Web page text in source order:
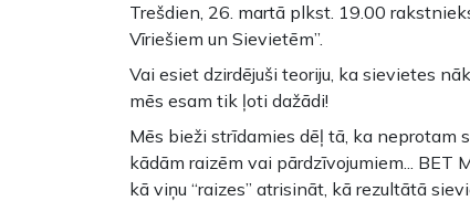
Trešdien, 26. martā plkst. 19.00
Vīriešiem un Sievietēm”.
Vai esiet dzirdējuši teoriju, ka sievietes
mēs esam tik ļoti dažādi!
Mēs bieži strīdamies dēļ tā, ka neprotam
kādām raizēm vai pārdzīvojumiem... BET
kā viņu “raizes” atrisināt, kā rezultātā